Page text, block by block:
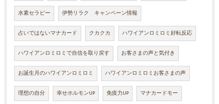
水素セラピー 伊勢リラク キャンペーン情報
占いではないマナカード クカクカ ハワイアンロミロミ好転反応
ハワイアンロミロミで自信を取り戻す お客さまの声と気付き
お誕生月のハワイアンロミロミ ハワイアンロミロミお客さまの声
理想の自分 幸せホルモンUP 免疫力UP マナカードモー